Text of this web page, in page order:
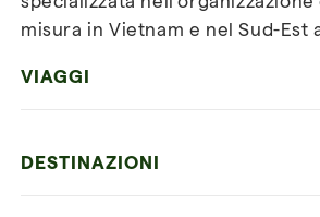
misura in Vietnam e nel Sud-Est
VIAGGI
DESTINAZIONI